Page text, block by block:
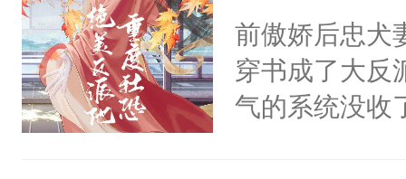
莲花可不止有
点脑袋，看着
常见问题一：
教科书版：“
前傲娇后忠犬
穿书成了大反
气的系统没收